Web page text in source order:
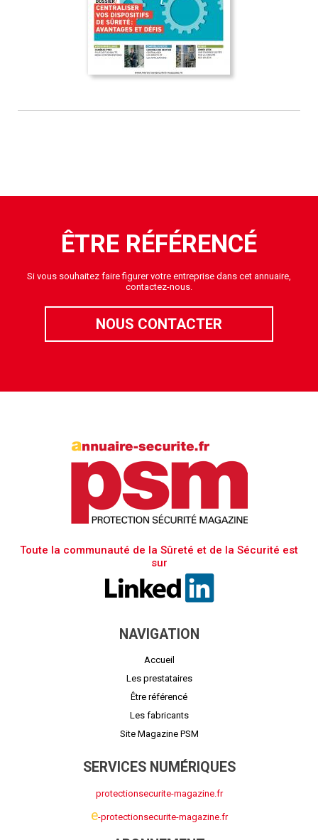
ÊTRE RÉFÉRENCÉ
Si vous souhaitez faire figurer votre entreprise dans cet annuaire,
contactez-nous.
NOUS CONTACTER
Toute la communauté de la Sûreté et de la Sécurité est
sur
NAVIGATION
Accueil
Les prestataires
Être référencé
Les fabricants
Site Magazine PSM
SERVICES NUMÉRIQUES
protectionsecurite-magazine.fr
e-protectionsecurite-magazine.fr